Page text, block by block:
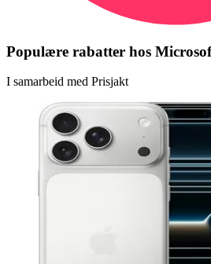
Populære rabatter hos
I samarbeid med Prisjakt